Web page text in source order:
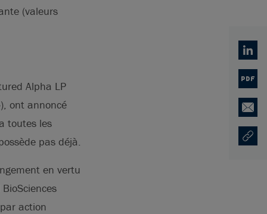
(valeurs
Alpha LP
ont annoncé
toutes les
pas déjà.
en vertu
action
PDF
Email
Copy